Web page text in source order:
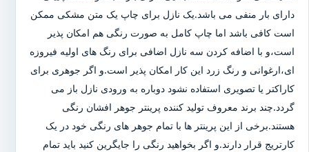
دارای بار منفی می باشد.یک نازل برای چاپ یک متن مشکی ممکن
است کافی باشد اما چاپ کامل به صورت رنگی هم امکان پذیر
است،و با اضافه کردن سه نازل اضافی برای رنگ های اولیه فیروزه
ای،ارغوانی و رنگ زرد این کار امکان پذیر است.و اگر جوهری برای
کاراکتر یا تصویری استفاده نشود دوباره به ورودی نازل باز می
گردد.چند برند معروف تولید کننده پرینتر جوهر افشان رنگی
هستند.برخی از این پرینتر ها با تمام جوهر های رنگی خود در یک
کارتریج قرار دارند.و اگر بخواهید رنگی را جایگرین کنید باید تمام